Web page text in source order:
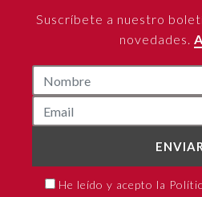
Suscríbete a nuestro
novedades.
He leído y acepto la